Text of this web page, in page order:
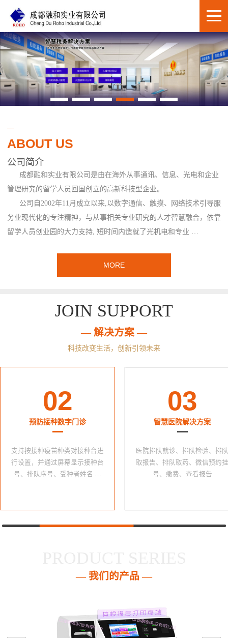
ABOUT US
公司简介
成都融和实业有限公司是由在海外从事通讯、信息、光电和企业
管理研究的留学人员回国创立的高新科技型企业。
公司自2002年11月成立以来,以数字通信、触摸、网络技术引导服
务业现代化的专注精神，与从事相关专业研究的人才智慧融合，依靠
留学人员创业园的大力支持, 短时间内造就了光机电和专业 …
MORE
JOIN SUPPORT
— 解决方案 —
科技改变生活，创新引领未来
02
预防接种数字门诊
支持按接种疫苗种类对接种台进
行设置，并通过屏幕显示接种台
号、排队序号、受种者姓名 …
03
智慧医院解决方案
医院排队就诊、排队检验、排队
取报告、排队取药、微信预约挂
号、缴费、查看报告
— 我们的产品 —